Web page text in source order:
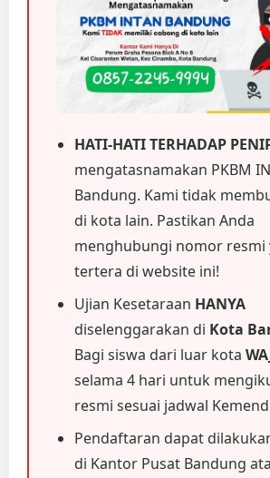
HATI-HATI TERHADAP
mengatasnamakan PKBM
Bandung. Kami tidak
di kota lain. Pastikan Anda
menghubungi nomor resmi
tertera di website ini!
Ujian Kesetaraan HANYA
diselenggarakan di Kota
Bagi siswa dari luar kota
selama 4 hari untuk
resmi sesuai jadwal
Pendaftaran dapat
di Kantor Pusat Bandung